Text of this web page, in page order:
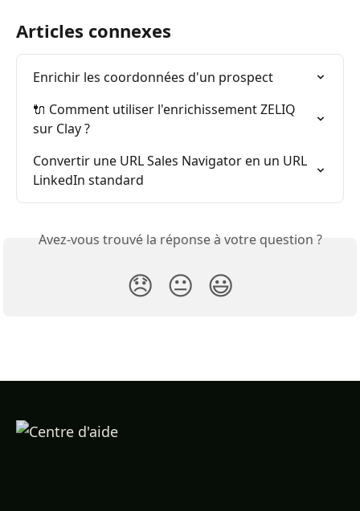
Articles connexes
Enrichir les coordonnées d'un prospect
🔌 Comment utiliser l'enrichissement ZELIQ
sur Clay ?
Convertir une URL Sales Navigator en un URL
LinkedIn standard
Avez-vous trouvé la réponse à votre question ?
😞 😐 😃